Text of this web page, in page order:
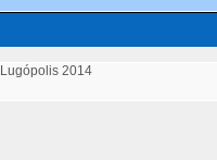
Lugópolis 2014